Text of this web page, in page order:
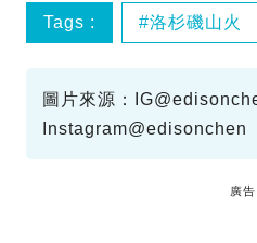
Tags : 洛杉磯山火
圖片來源：
Instagram@edisonchen
廣告